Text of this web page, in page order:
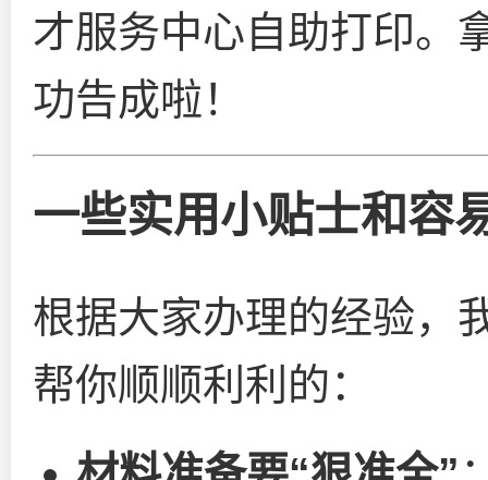
才服务中心自助打印。
功告成啦！
一些实用小贴士和容
根据大家办理的经验，
帮你顺顺利利的：